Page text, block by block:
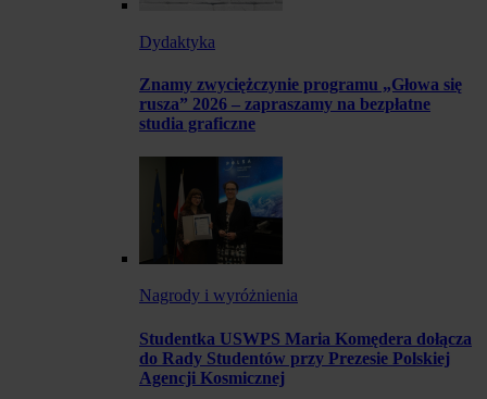
Dydaktyka
Znamy zwyciężczynie programu „Głowa się
rusza” 2026 – zapraszamy na bezpłatne
studia graficzne
Nagrody i wyróżnienia
Studentka USWPS Maria Komędera dołącza
do Rady Studentów przy Prezesie Polskiej
Agencji Kosmicznej